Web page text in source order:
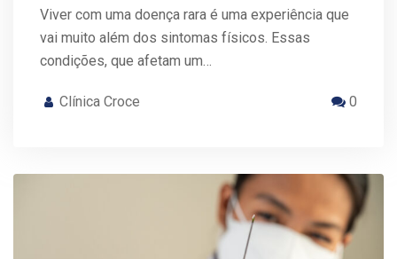
Viver com uma doença rara é uma experiência que
vai muito além dos sintomas físicos. Essas
condições, que afetam um…
Clínica Croce 0